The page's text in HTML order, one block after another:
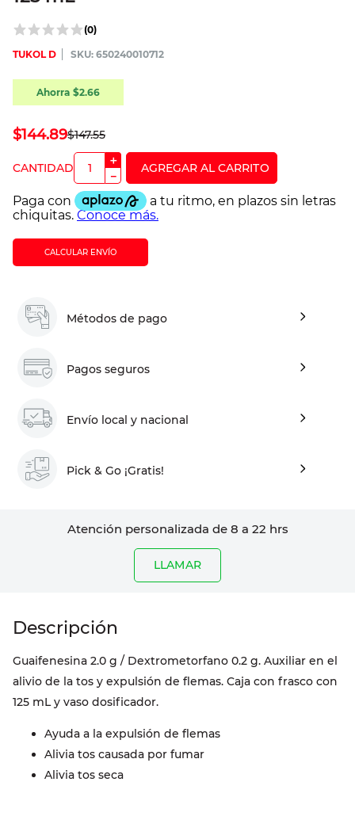
(0)
TUKOL D :650240010712
Ahorra $2.66
$147.55
$144.89
＋
－
CALCULAR ENVÍO
Métodos de pago
Pagos seguros
Envío local y nacional
Pick & Go ¡Gratis!
Atención personalizada de 8 a 22 hrs
LLAMAR
Guaifenesina 2.0 g / Dextrometorfano 0.2 g. Auxiliar en el
alivio de la tos y expulsión de flemas. Caja con frasco con
125 mL y vaso dosificador.
Ayuda a la expulsión de flemas
Alivia tos causada por fumar
Alivia tos seca